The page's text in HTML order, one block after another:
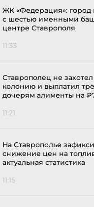
ЖК «Федерация»: город
с шестью именными
центре Ставрополя
11:33
Ставрополец не захотел
колонию и выплатил
дочерям алименты на
11:21
На Ставрополье
снижение цен на
актуальная статистика
11:15